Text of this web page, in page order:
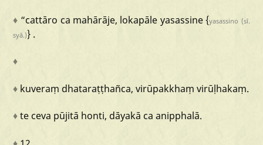
♦ “cattāro ca mahārāje, lokapāle yasassine{yasassino (sī.
syā.)} .
♦
♦ kuveraṃ dhataraṭṭhañca, virūpakkhaṃ virūḷhakaṃ.
♦teceva pūjitā honti, dāyakā ca anipphalā.